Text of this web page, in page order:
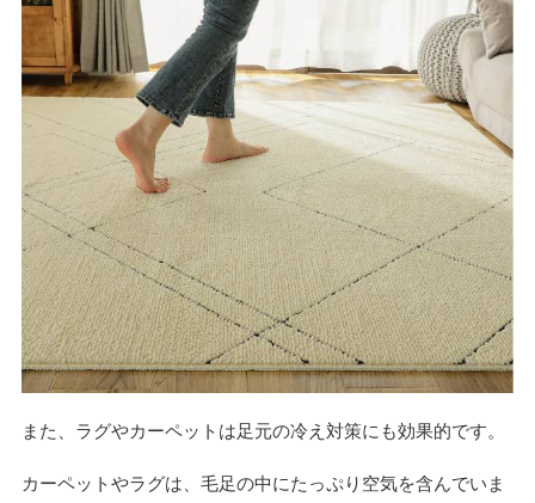
また、ラグやカーペットは足元の冷え対策にも効果的です。
カーペットやラグは、毛足の中にたっぷり空気を含んでいま